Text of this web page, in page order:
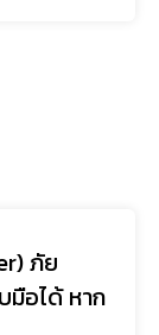
ภัย
มือได้ หาก